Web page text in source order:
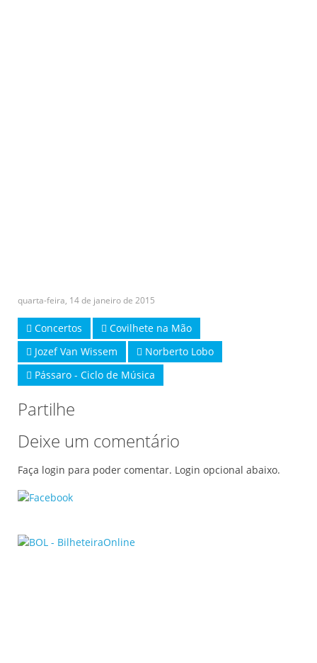
quarta-feira, 14 de janeiro de 2015
Concertos
Covilhete na Mão
Jozef Van Wissem
Norberto Lobo
Pássaro - Ciclo de Música
Partilhe
Deixe um comentário
Faça login para poder comentar. Login opcional abaixo.